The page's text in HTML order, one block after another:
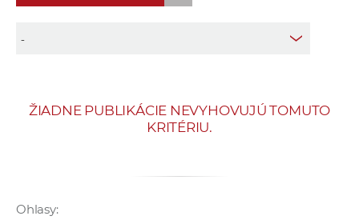
í
c
ŽIADNE PUBLIKÁCIE NEVYHOVUJÚ TOMUTO
KRITÉRIU.
Ohlasy: